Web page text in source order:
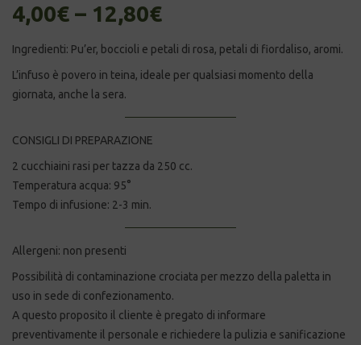
4,00€ – 12,80€
Ingredienti: Pu’er, boccioli e petali di rosa, petali di fiordaliso, aromi.
L’infuso è povero in teina, ideale per qualsiasi momento della
giornata, anche la sera.
CONSIGLI DI PREPARAZIONE
2 cucchiaini rasi per tazza da 250 cc.
Temperatura acqua: 95°
Tempo di infusione: 2-3 min.
Allergeni: non presenti
Possibilità di contaminazione crociata per mezzo della paletta in
uso in sede di confezionamento.
A questo proposito il cliente è pregato di informare
preventivamente il personale e richiedere la pulizia e sanificazione